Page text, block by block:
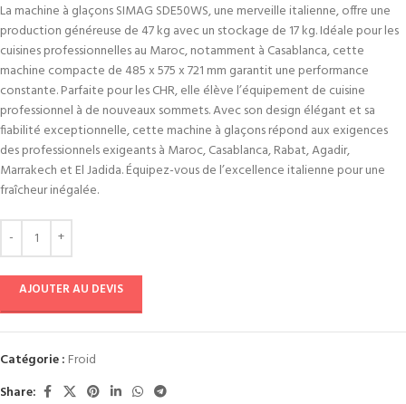
La machine à glaçons SIMAG SDE50WS, une merveille italienne, offre une
production généreuse de 47 kg avec un stockage de 17 kg. Idéale pour les
cuisines professionnelles au Maroc, notamment à Casablanca, cette
machine compacte de 485 x 575 x 721 mm garantit une performance
constante. Parfaite pour les CHR, elle élève l’équipement de cuisine
professionnel à de nouveaux sommets. Avec son design élégant et sa
fiabilité exceptionnelle, cette machine à glaçons répond aux exigences
des professionnels exigeants à Maroc, Casablanca, Rabat, Agadir,
Marrakech et El Jadida. Équipez-vous de l’excellence italienne pour une
fraîcheur inégalée.
AJOUTER AU DEVIS
Catégorie : Froid
Share: